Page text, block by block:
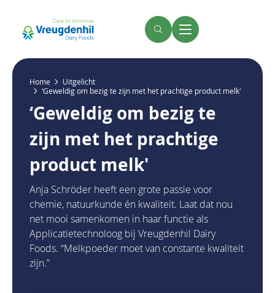
gaan
Zoeken Menu
‘Geweldig om bezig te
zijn met het prachtige
product melk'
Anja Schröder heeft een grote passie voor
chemie, natuurkunde én kwaliteit. Laat dat nou
net mooi samenkomen in haar functie als
Applicatietechnoloog bij Vreugdenhil Dairy
Foods. “Melkpoeder moet van constante kwaliteit
zijn.”
Kruimelpad
Home
Uitgelicht
‘Geweldig om bezig te zijn met het prachtige product melk'